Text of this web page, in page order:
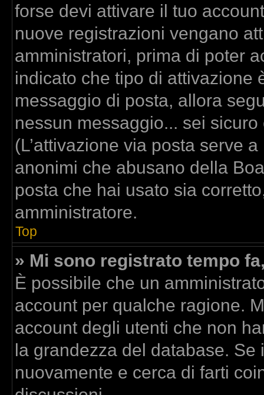
forse devi attivare il tuo
nuove registrazioni vengano
amministratori, prima di poter
indicato che tipo di attivazione
messaggio di posta, allora
nessun messaggio... sei
(L’attivazione via posta serve
anonimi che abusano della
posta che hai usato sia
amministratore.
Top
» Mi sono registrato tempo
È possibile che un
account per qualche ragione.
account degli utenti che non
la grandezza del database. Se
nuovamente e cerca di farti